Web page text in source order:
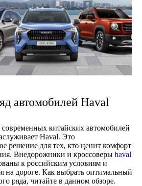
автомобилей Haval
современных китайских автомобилей
Haval. Это
решение для тех, кто ценит комфорт
Внедорожники и кроссоверы haval
к российским условиям и
на дороге. Как выбрать оптимальный
ряда, читайте в данном обзоре.